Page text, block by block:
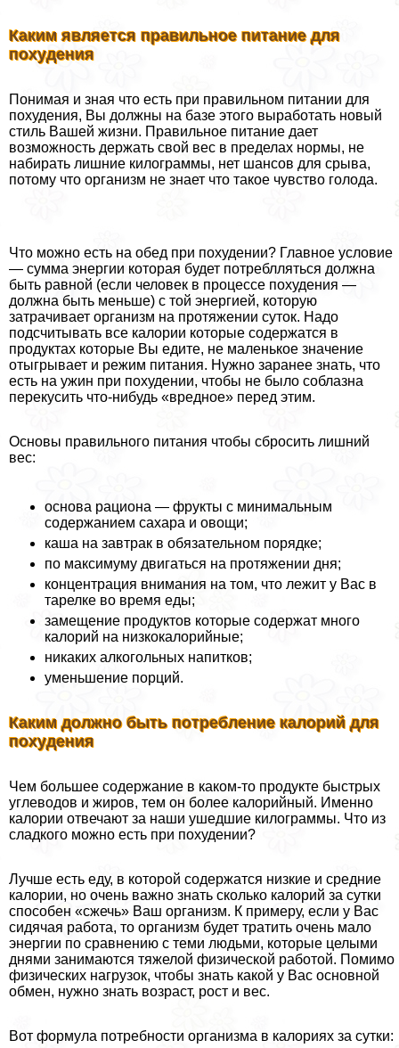
Каким является правильное питание для
похудения
Понимая и зная что есть при правильном питании для
похудения, Вы должны на базе этого выработать новый
стиль Вашей жизни. Правильное питание дает
возможность держать свой вес в пределах нормы, не
набирать лишние килограммы, нет шансов для срыва,
потому что организм не знает что такое чувство голода.
Что можно есть на обед при похудении? Главное условие
— сумма энергии которая будет потрeблляться должна
быть равной (если человек в процессе похудения —
должна быть меньше) с той энергией, которую
затрачивает организм на протяжении суток. Надо
подсчитывать все калории которые содержатся в
продуктах которые Вы едите, не маленькое значение
отыгрывает и режим питания. Нужно заранее знать, что
есть на ужин при похудении, чтобы не было coблaзна
перекусить что-нибудь «вредное» перед этим.
Основы правильного питания чтобы сбросить лишний
вес:
основа рациона — фрукты с минимальным
содержанием сахара и овощи;
каша на завтpaк в обязательном порядке;
по максимуму двигаться на протяжении дня;
концентрация внимания на том, что лежит у Вас в
тарелке во время еды;
замещение продуктов которые содержат много
калорий на низкокалорийные;
никаких алкогольных напитков;
уменьшение порций.
Каким должно быть потрeбление калорий для
похудения
Чем большее содержание в каком-то продукте быстрых
углеводов и жиров, тем он более калорийный. Именно
калории отвечают за наши ушедшие килограммы. Что из
сладкого можно есть при похудении?
Лучше есть еду, в которой содержатся низкие и средние
калории, но очень важно знать сколько калорий за сутки
способен «сжечь» Ваш организм. К примеру, если у Вас
сидячая работа, то организм будет тратить очень мало
энергии по сравнению с теми людьми, которые целыми
днями занимаются тяжелой физической работой. Помимо
физических нагрузок, чтобы знать какой у Вас основной
обмен, нужно знать возраст, рост и вес.
Вот формула потребности организма в калориях за сутки: